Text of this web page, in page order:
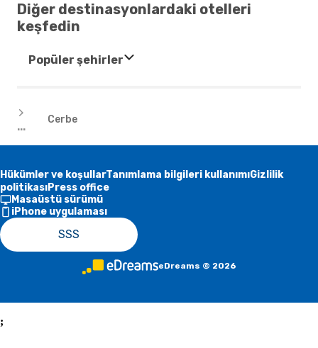
Diğer destinasyonlardaki otelleri
keşfedin
Popüler şehirler
...
Cerbe
Hükümler ve koşullarTanımlama bilgileri kullanımıGizlilik
politikasıPress office
Masaüstü sürümü
iPhone uygulaması
SSS
eDreams © 2026
;